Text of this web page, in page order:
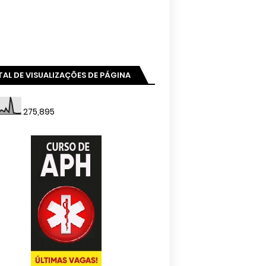
DE VISUALIZAÇÕES DE PÁGINA
275,895